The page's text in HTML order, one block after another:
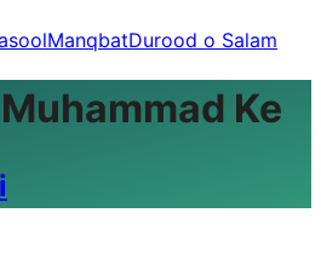
ManqbatDurood o Salam
Ke